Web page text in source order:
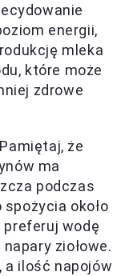
energii,
mleka
które może
zdrowe
że
ma
podczas
około
preferuj wodę
ziołowe.
a ilość napojów